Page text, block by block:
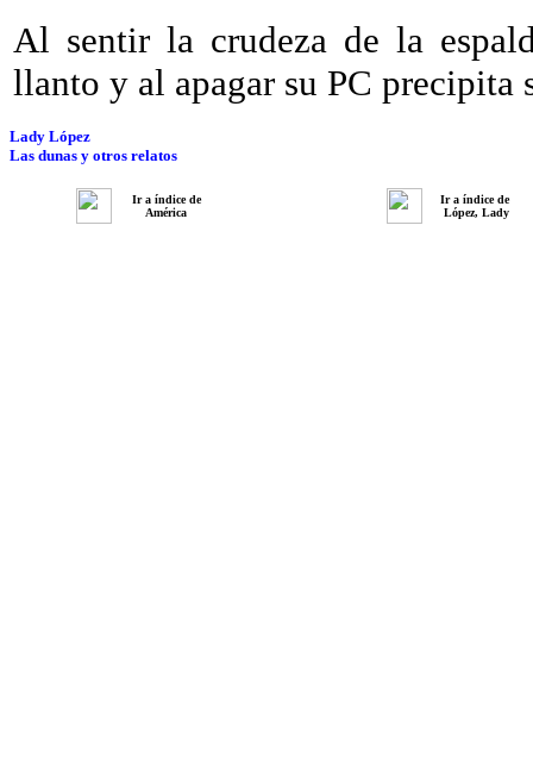
Al sentir la crudeza de la
llanto y al apagar su PC precipita
Lady López
Las dunas y otros relatos
Ir a índice de
América
Ir a índice de
López, Lady